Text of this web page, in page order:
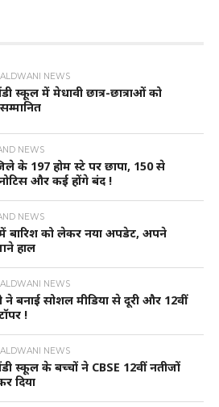
NEWS
स्कूल में मेधावी छात्र-छात्राओं को
NEWS
के 197 होम स्टे पर छापा, 150 से
नोटिस और कई होंगे बंद !
NEWS
बारिश को लेकर नया अपडेट, अपने
हाल
NEWS
ने बनाई सोशल मीडिया से दूरी और 12वीं
!
NEWS
स्कूल के बच्चों ने CBSE 12वीं नतीजों
दिया